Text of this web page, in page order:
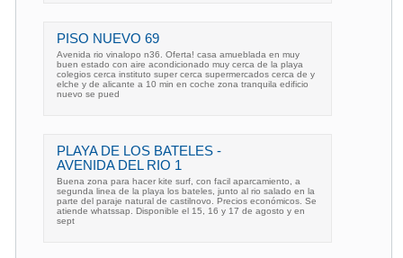
PISO NUEVO 69
Avenida rio vinalopo n36. Oferta! casa amueblada en muy
buen estado con aire acondicionado muy cerca de la playa
colegios cerca instituto super cerca supermercados cerca de y
elche y de alicante a 10 min en coche zona tranquila edificio
nuevo se pued
PLAYA DE LOS BATELES -
AVENIDA DEL RIO 1
Buena zona para hacer kite surf, con facil aparcamiento, a
segunda linea de la playa los bateles, junto al rio salado en la
parte del paraje natural de castilnovo. Precios económicos. Se
atiende whatssap. Disponible el 15, 16 y 17 de agosto y en
sept